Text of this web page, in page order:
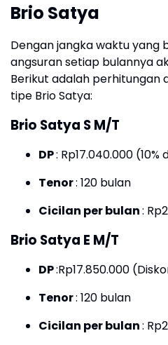
Brio Satya
Dengan jangka waktu yang
angsuran setiap bulannya
Berikut adalah perhitungan
tipe Brio Satya:
Brio Satya S M/T
DP: Rp17.040.000 (10%
Tenor: 120 bulan
Cicilan per bulan:
Brio Satya E M/T
DP:Rp17.850.000
Tenor: 120 bulan
Cicilan per bulan: